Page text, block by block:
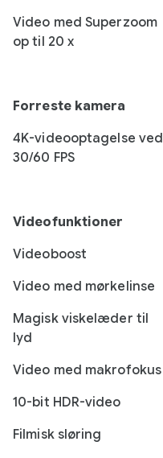
Video med Superzoom
op til 20 x
Forreste kamera
4K-videooptagelse ved
30/60 FPS
Videofunktioner
Videoboost
Video med mørkelinse
Magisk viskelæder til
lyd
Video med makrofokus
10-bit HDR-video
Filmisk sløring